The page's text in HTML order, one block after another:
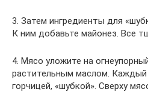
3. Затем ингредиенты для
К ним добавьте майонез. Все
4. Мясо уложите на
растительным маслом. Каждый
горчицей, «шубкой». Сверху